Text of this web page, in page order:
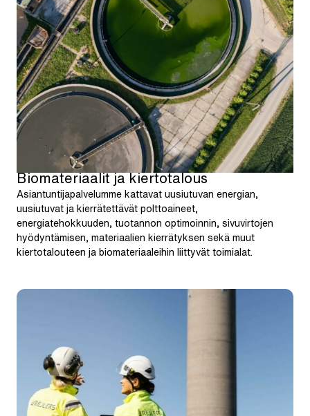
Biomateriaalit ja kiertotalous
Asiantuntijapalvelumme kattavat uusiutuvan energian,
uusiutuvat ja kierrätettävät polttoaineet,
energiatehokkuuden, tuotannon optimoinnin, sivuvirtojen
hyödyntämisen, materiaalien kierrätyksen sekä muut
kiertotalouteen ja biomateriaaleihin liittyvät toimialat.